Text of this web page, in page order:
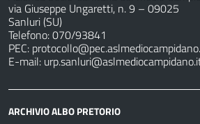
via Giuseppe Ungaretti, n. 9 – 09025
Sanluri (SU)
Telefono: 070/93841
PEC:
E-mail:
ARCHIVIO ALBO PRETORIO